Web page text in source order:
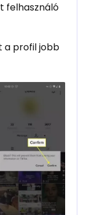
felhasználó
a profil jobb